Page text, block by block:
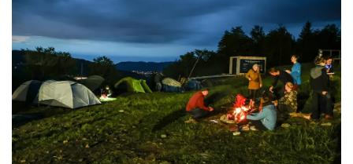
Myśliwskiego
2026-08-11
9.15 km